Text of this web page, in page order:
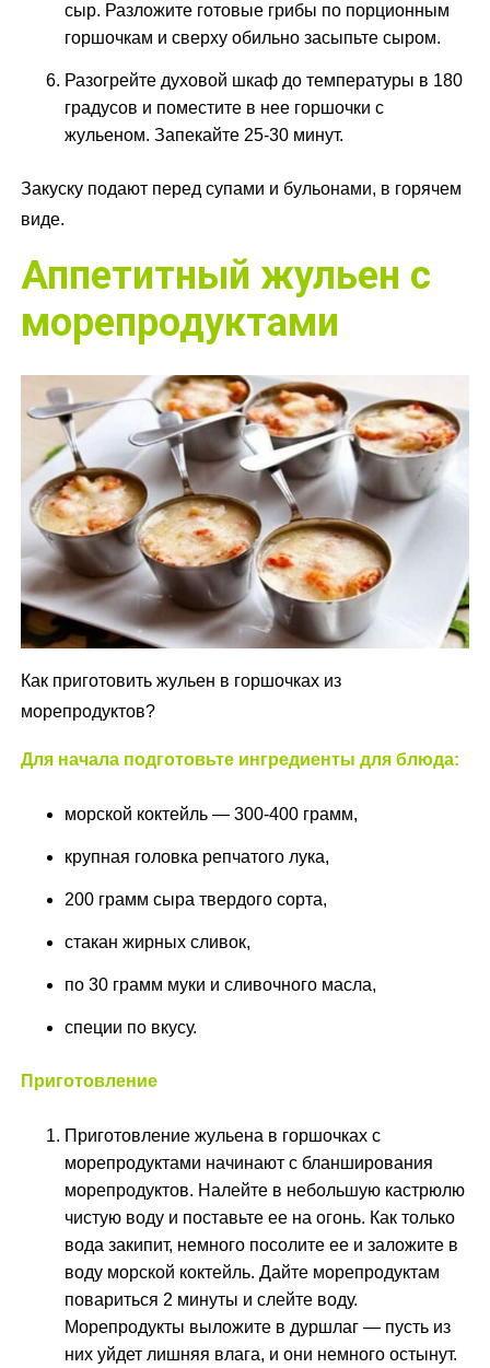
сыр. Разложите готовые грибы по порционным
горшочкам и сверху обильно засыпьте сыром.
Разогрейте духовой шкаф до температуры в 180
градусов и поместите в нее горшочки с
жульеном. Запекайте 25-30 минут.
Закуску подают перед супами и бульонами, в горячем
виде.
Аппетитный жульен с
морепродуктами
Как приготовить жульен в горшочках из
морепродуктов?
Для начала подготовьте ингредиенты для блюда:
морской коктейль — 300-400 грамм,
крупная головка репчатого лука,
200 грамм сыра твердого сорта,
стакан жирных сливок,
по 30 грамм муки и сливочного масла,
специи по вкусу.
Приготовление
Приготовление жульена в горшочках с
морепродуктами начинают с бланширования
морепродуктов. Налейте в небольшую кастрюлю
чистую воду и поставьте ее на огонь. Как только
вода закипит, немного посолите ее и заложите в
воду морской коктейль. Дайте морепродуктам
повариться 2 минуты и слейте воду.
Морепродукты выложите в дуршлаг — пусть из
них уйдет лишняя влага, и они немного остынут.